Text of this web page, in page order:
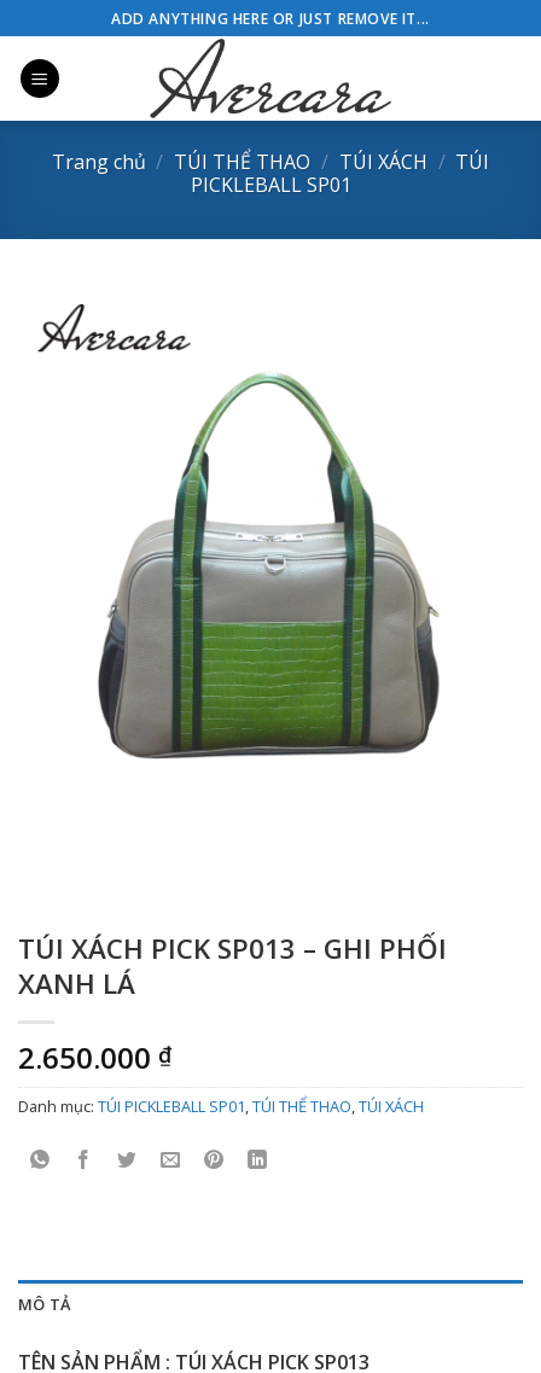
to
content
ADD ANYTHING HERE OR JUST REMOVE IT...
Trang chủ / TÚI THỂ THAO / TÚI XÁCH / TÚI
PICKLEBALL SP01
TÚI XÁCH PICK SP013 – GHI PHỐI
XANH LÁ
2.650.000 ₫
Danh mục: TÚI PICKLEBALL SP01,TÚI THỂ THAO,TÚI XÁCH
MÔ TẢ
TÊN SẢN PHẨM : TÚI XÁCH PICK SP013